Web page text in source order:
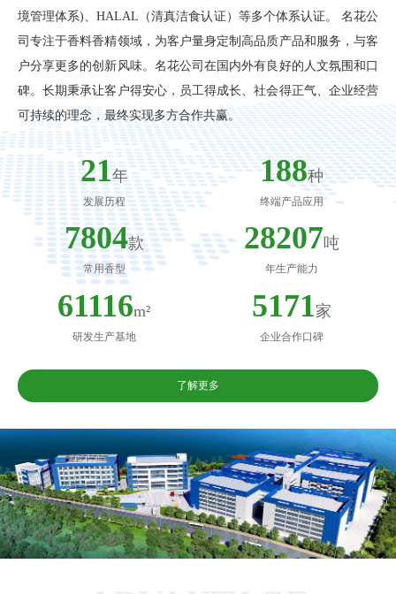
境管理体系)、HALAL（清真洁食认证）等多个体系认证。 名花公
司专注于香料香精领域，为客户量身定制高品质产品和服务，与客
户分享更多的创新风味。名花公司在国内外有良好的人文氛围和口
碑。长期秉承让客户得安心，员工得成长、社会得正气、企业经营
可持续的理念，最终实现多方合作共赢。
23年
发展历程
200种
终端产品应用
8300款
常用香型
30000吨
年生产能力
65000m²
研发生产基地
5500家
企业合作口碑
了解更多